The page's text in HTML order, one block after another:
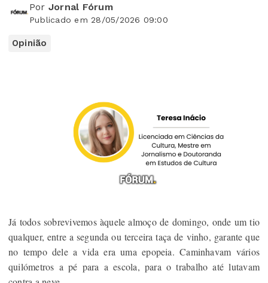
Por Jornal Fórum
Publicado em 28/05/2026 09:00
Opinião
Já todos sobrevivemos àquele almoço de domingo, onde um tio
qualquer, entre a segunda ou terceira taça de vinho, garante que
no tempo dele a vida era uma epopeia. Caminhavam vários
quilómetros a pé para a escola, para o trabalho até lutavam